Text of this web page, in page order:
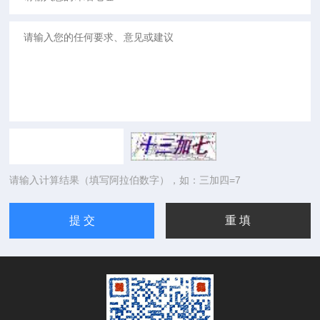
请输入计算结果（填写阿拉伯数字），如：三加四=7